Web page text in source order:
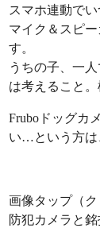
スマホ連動で
マイク＆スピ
す。
うちの子、一
は考えること
Fruboドッグカ
い…という方は
画像タップ（ク
防犯カメラと